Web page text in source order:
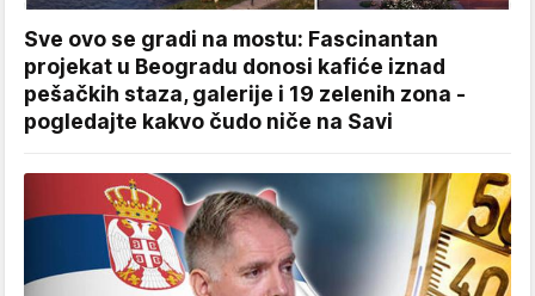
Sve ovo se gradi na mostu: Fascinantan
projekat u Beogradu donosi kafiće iznad
pešačkih staza, galerije i 19 zelenih zona -
pogledajte kakvo čudo niče na Savi